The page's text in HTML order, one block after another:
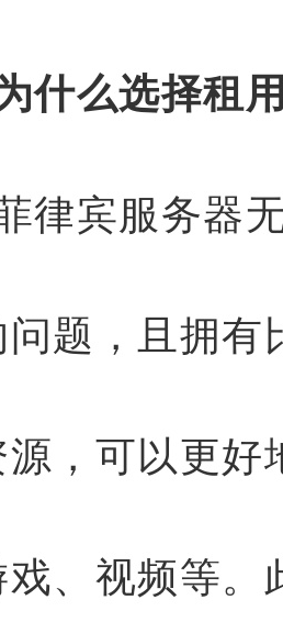
什么选择租
律宾服务器
问题，且拥有
源，可以更好
戏、视频等。